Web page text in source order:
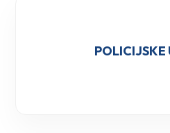
POLICIJSKE